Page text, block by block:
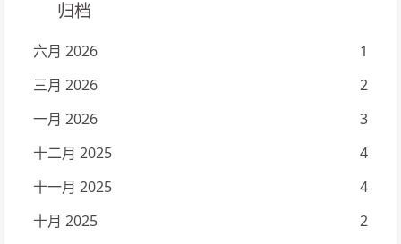
归档
六月 2026
1
三月 2026
2
一月 2026
3
十二月 2025
4
十一月 2025
4
十月 2025
2